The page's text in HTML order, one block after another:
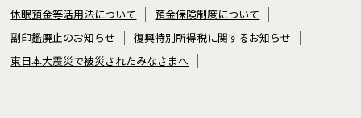
休眠預金等活用法について
預金保険制度について
副印鑑廃止のお知らせ
復興特別所得税に関するお知らせ
東日本大震災で被災されたみなさまへ